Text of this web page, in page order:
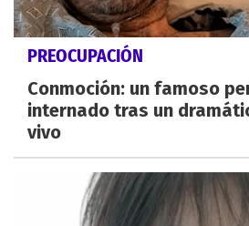
PREOCUPACIÓN
Conmoción: un famoso
internado tras un
vivo